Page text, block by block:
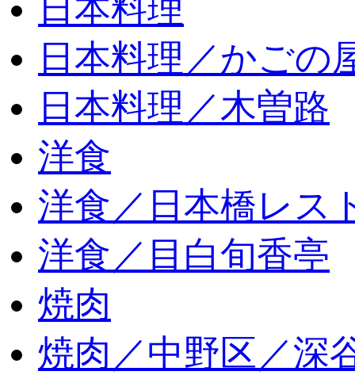
日本料理
日本料理／かごの
日本料理／木曽路
洋食
洋食／日本橋レス
洋食／目白旬香亭
焼肉
焼肉／中野区／深